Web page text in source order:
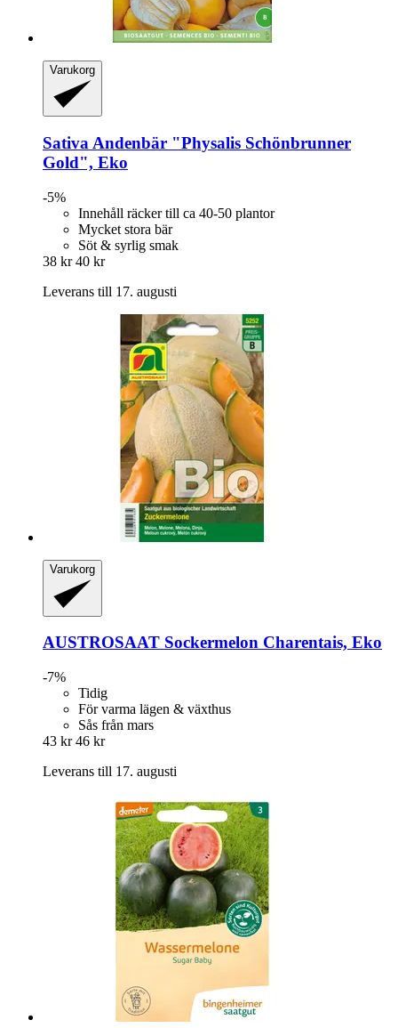
Varukorg
Sativa Andenbär "Physalis Schönbrunner
Gold", Eko
-5%
Innehåll räcker till ca 40-50 plantor
Mycket stora bär
Söt & syrlig smak
38 kr 40 kr
Leverans till 17. augusti
Varukorg
AUSTROSAAT Sockermelon Charentais, Eko
-7%
Tidig
För varma lägen & växthus
Sås från mars
43 kr 46 kr
Leverans till 17. augusti